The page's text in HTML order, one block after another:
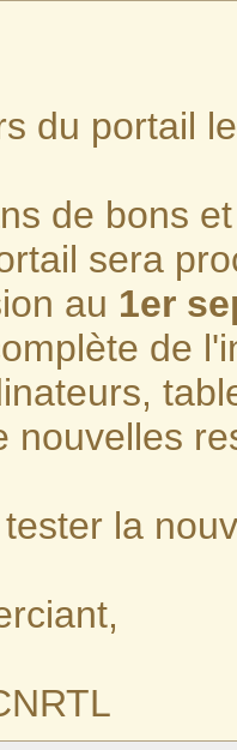
du portail
de bons
sera
au 1er
de
nouvelles
la